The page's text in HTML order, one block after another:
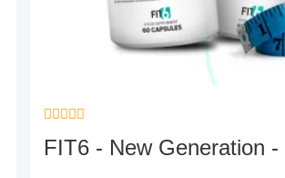
con
FIT6 - New Generation